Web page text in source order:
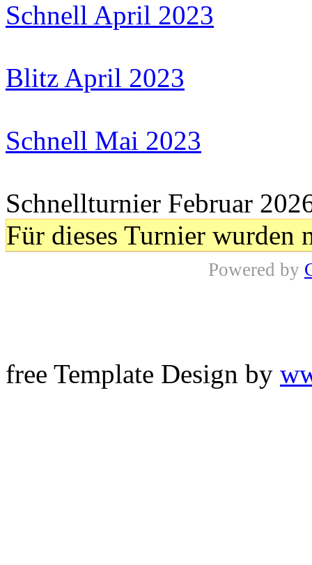
Schnell April 2023
Blitz April 2023
Schnell Mai 2023
Schnellturnier Februar
Für dieses Turnier wurden
Powered by
free Template Design by